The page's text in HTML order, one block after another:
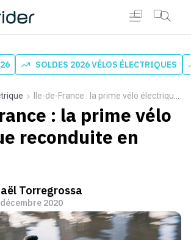
SOLDES 2026 VÉLOS ÉLECTRIQUES
Ile-de-France : la prime vélo électrique reconduite en 2021
: la prime vélo
reconduite en
Torregrossa
2020